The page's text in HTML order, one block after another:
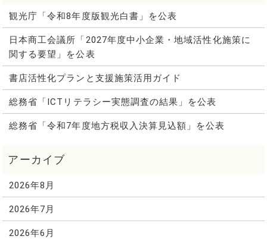
観光庁「令和8年度版観光白書」を公表
日本商工会議所「2027年度中小企業・地域活性化施策に
関する要望」を公表
書店活性化プランと支援施策活用ガイド
総務省「ICTリテラシー実態調査の結果」を公表
総務省「令和7年度地方税収入決算見込額」を公表
2026年8月
2026年7月
2026年6月